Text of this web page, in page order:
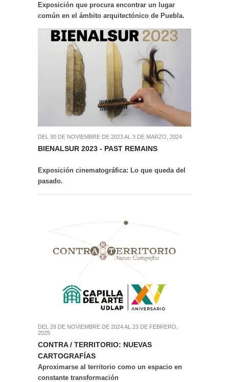
Exposición que procura encontrar un lugar
común en el ámbito arquitectónico de Puebla.
DEL 30 DE NOVIEMBRE DE 2023 AL 3 DE MARZO, 2024
BIENALSUR 2023 - PAST REMAINS
Exposición cinematográfica: Lo que queda del
pasado.
DEL 28 DE NOVIEMBRE DE 2024 AL 23 DE FEBRERO,
2025
CONTRA / TERRITORIO: NUEVAS
CARTOGRAFÍAS
Aproximarse al territorio como un espacio en
constante transformación